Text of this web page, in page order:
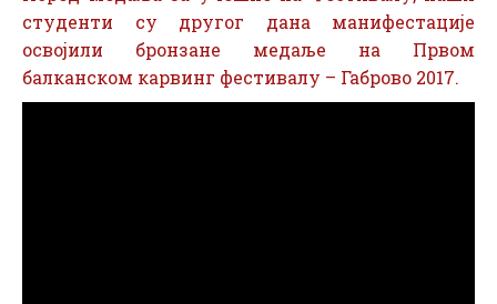
студенти су другог дана манифестације
освојили бронзане медаље на Првом
балканском карвинг фестивалу – Габрово 2017.